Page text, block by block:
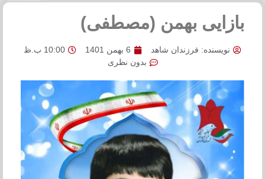
بازایی بهمن (مصطفی)
نویسنده: فرزندان شاهد 6 بهمن 1401
10:00 ب.ظ
بدون نظری